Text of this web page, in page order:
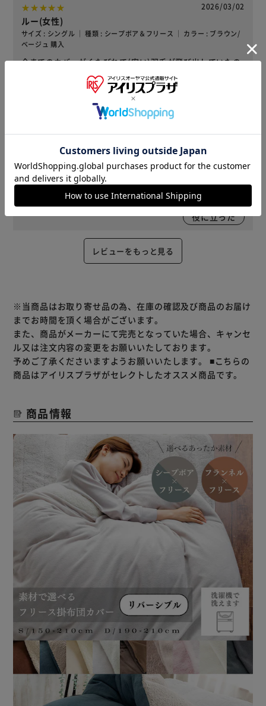
2026/03/02
ルー(女性)
サイズ : シングル ｜ 種類 : シープボア＆フリース ｜ カラー : ブラウン/
ベージュ 購入
今までのカバーがくたびれて(安い)羽毛が飛び出していたの
で多少防げるかなと思い購入しました素材の肌触りも良く寒
い時期にピッタリでした
yukisan(女性)
サイズ : シングル ｜ 種類 : シープボア＆フリース ｜ カラー : ブラウン/
ベージュ 購入
とても暖かい
役に立った
レビューをもっと見る
※当商品はお取り寄せ品の為、在庫の確認及び商品のお届け
までお時間を頂く場合がございます。
また、商品がメーカーにて完売となっていた場合、キャンセ
ル又は注文内容の変更をお願いいたしております。
予めご了承くださいますようお願いいたします。 ■こちらの
商品はアイリスプラザがセレクトしたオススメ商品です。
商品情報